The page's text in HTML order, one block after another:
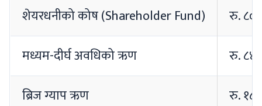
शेयरधनीको कोष (Shareholder Fund)
रु.
मध्यम-दीर्घ अवधिको ऋण
रु.
ब्रिज ग्याप ऋण
रु.